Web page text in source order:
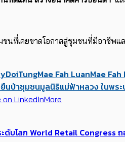
นที่เคยขาดโอกาสสู่ชุมชนที่มีอาชีพแ
DoiTungMae Fah LuanMae
นป่าชุมชนมูลนิธิแม่ฟ้าหลวง ในพร
on LinkedInMore
ะดับโลก World Retail